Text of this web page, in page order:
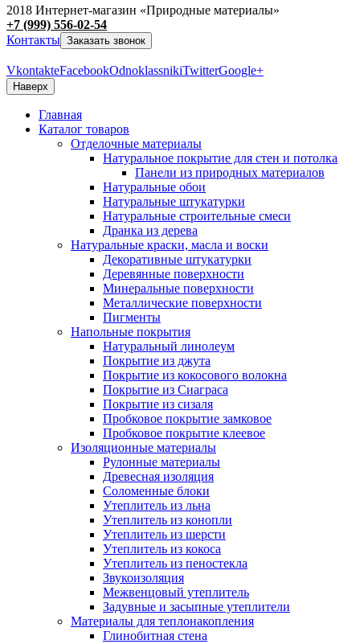
2018 Интернет-магазин «Природные материалы»
+7 (999) 556-02-54
Контакты Заказать звонок
VkontakteFacebookOdnoklassnikiTwitterGoogle+
Наверх
Главная
Каталог товаров
Отделочные материалы
Натуральное покрытие для стен и потолка
Панели из природных материалов
Натуральные обои
Натуральные штукатурки
Натуральные строительные смеси
Дранка из дерева
Натуральные краски, масла и воски
Декоративные штукатурки
Деревянные поверхности
Минеральные поверхности
Металлические поверхности
Пигменты
Напольные покрытия
Натуральный линолеум
Покрытие из джута
Покрытие из кокосового волокна
Покрытие из Сиаграса
Покрытие из сизаля
Пробковое покрытие замковое
Пробковое покрытие клеевое
Изоляционные материалы
Рулонные материалы
Древесная изоляция
Соломенные блоки
Утеплитель из льна
Утеплитель из конопли
Утеплитель из шерсти
Утеплитель из кокоса
Утеплитель из пеностекла
Звукоизоляция
Межвенцовый утеплитель
Задувные и засыпные утеплители
Материалы для теплонакопления
Глинобитная стена